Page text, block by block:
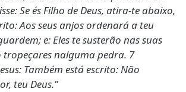
Se és Filho de Deus, atira-te abaixo,
Aos seus anjos ordenará a teu
e: Eles te susterão nas suas
nalguma pedra. 7
Também está escrito: Não
teu Deus.”